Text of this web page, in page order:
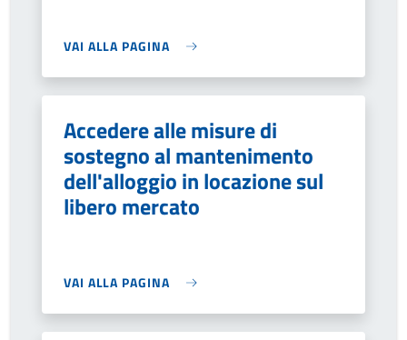
VAI ALLA PAGINA
Accedere alle misure di
sostegno al mantenimento
dell'alloggio in locazione sul
libero mercato
VAI ALLA PAGINA